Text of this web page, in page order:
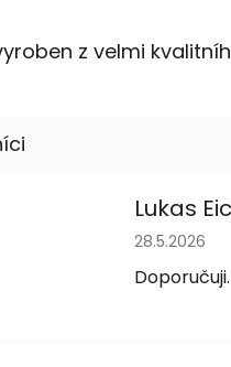
z velmi
hvězdiček.
Lukas
Hodnocení
28.5.2026